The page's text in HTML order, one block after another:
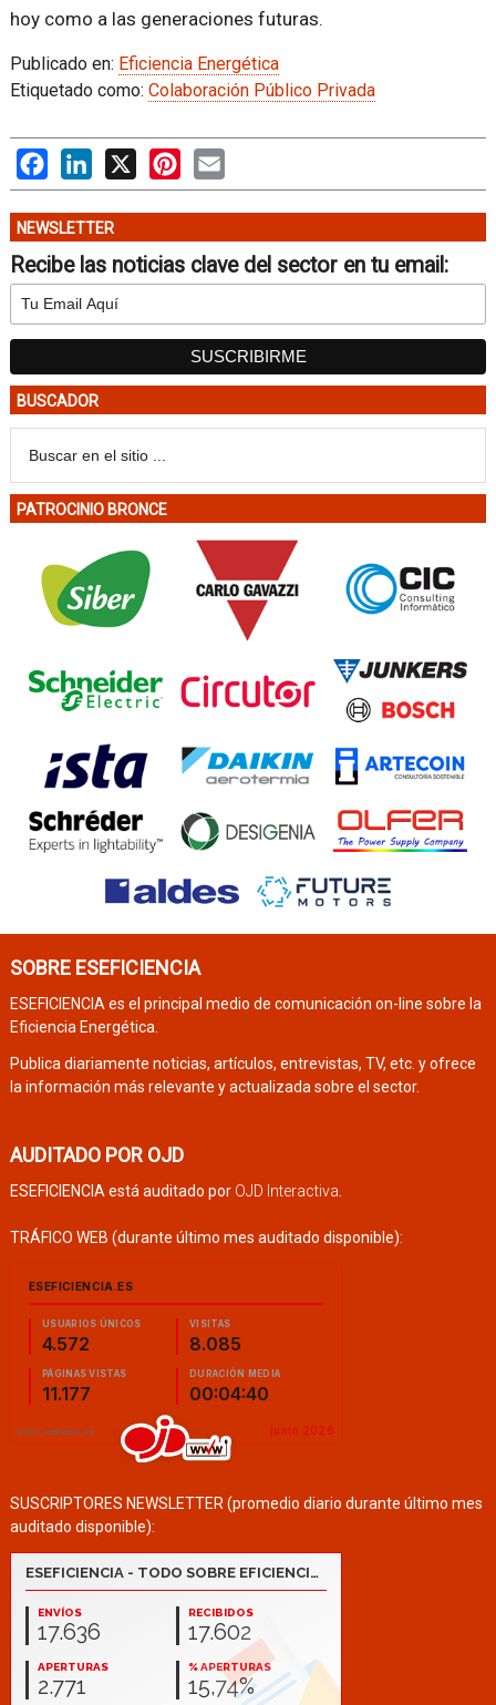
hoy como a las generaciones futuras.
Publicado en: Eficiencia Energética
Etiquetado como: Colaboración Público Privada
FacebookLinkedIn
X PinterestEmail
NEWSLETTER
Recibe las noticias clave del sector en tu email:
BUSCADOR
PATROCINIO BRONCE
SOBRE ESEFICIENCIA
ESEFICIENCIA es el principal medio de comunicación on-line sobre la
Eficiencia Energética.
Publica diariamente noticias, artículos, entrevistas, TV, etc. y ofrece
la información más relevante y actualizada sobre el sector.
AUDITADO POR OJD
ESEFICIENCIA está auditado por OJD Interactiva
TRÁFICO WEB (durante último mes auditado disponible):
SUSCRIPTORES NEWSLETTER (promedio diario durante último mes
auditado disponible):